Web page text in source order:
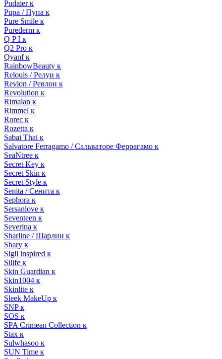
Pudaier к
Pupa / Пупа к
Pure Smile к
Purederm к
Q P I к
Q2 Pro к
Qyanf к
RainbowBeauty к
Relouis / Релуи к
Revlon / Ревлон к
Revolution к
Rimalan к
Rimmel к
Rorec к
Rozetta к
Sabai Thai к
Salvatore Ferragamo / Сальваторе Феррагамо к
SeaNtree к
Secret Key к
Secret Skin к
Secret Style к
Senita / Сенита к
Sephora к
Sersanlove к
Seventeen к
Severina к
Sharline / Шарлин к
Shary к
Sigil inspired к
Silife к
Skin Guardian к
Skin1004 к
Skinlite к
Sleek MakeUp к
SNP к
SOS к
SPA Crimean Collection к
Stax к
Sulwhasoo к
SUN Time к